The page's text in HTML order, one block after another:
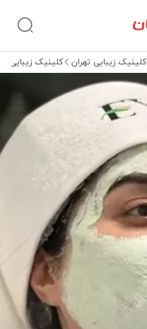
کلینیک زیبایی تهران کلینیک زیبایی